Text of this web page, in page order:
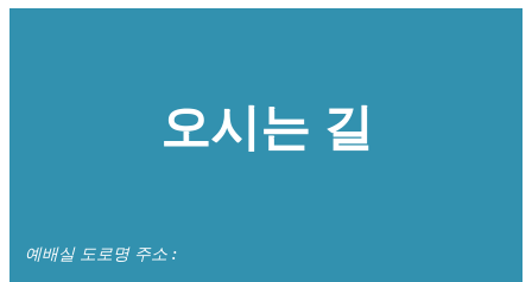
오시는 길
예배실 도로명 주소 :